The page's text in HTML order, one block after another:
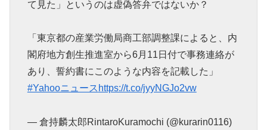
て見た」というのは虚偽答弁ではないか？
「東京都の産業労働局商工部調整課によると、内
閣府地方創生推進室から6月11日付で事務連絡が
あり、誓約書にこのような内容を記載した」
#Yahooニュース https://t.co/jyyNGJo2vw
— 倉持麟太郎RintaroKuramochi (@kurarin0116)